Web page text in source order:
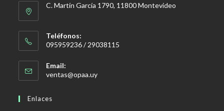
C. Martín García 1790, 11800 Montevideo
Teléfonos:
095959236 / 29038115
Email:
ventas@opaa.uySe
Enlaces